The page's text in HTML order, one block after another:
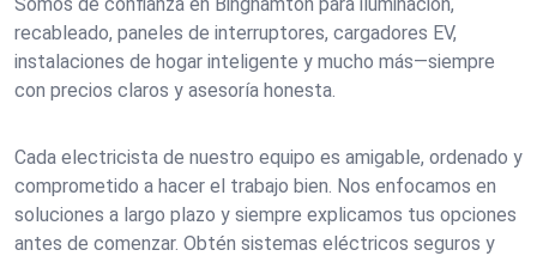
recableado, paneles de interruptores, cargadores EV,
instalaciones de hogar inteligente y mucho más—siempre
con precios claros y asesoría honesta.
Cada electricista de nuestro equipo es amigable, ordenado y
comprometido a hacer el trabajo bien. Nos enfocamos en
soluciones a largo plazo y siempre explicamos tus opciones
antes de comenzar. Obtén sistemas eléctricos seguros y